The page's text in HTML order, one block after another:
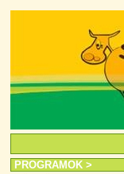
PROGRAMOK >